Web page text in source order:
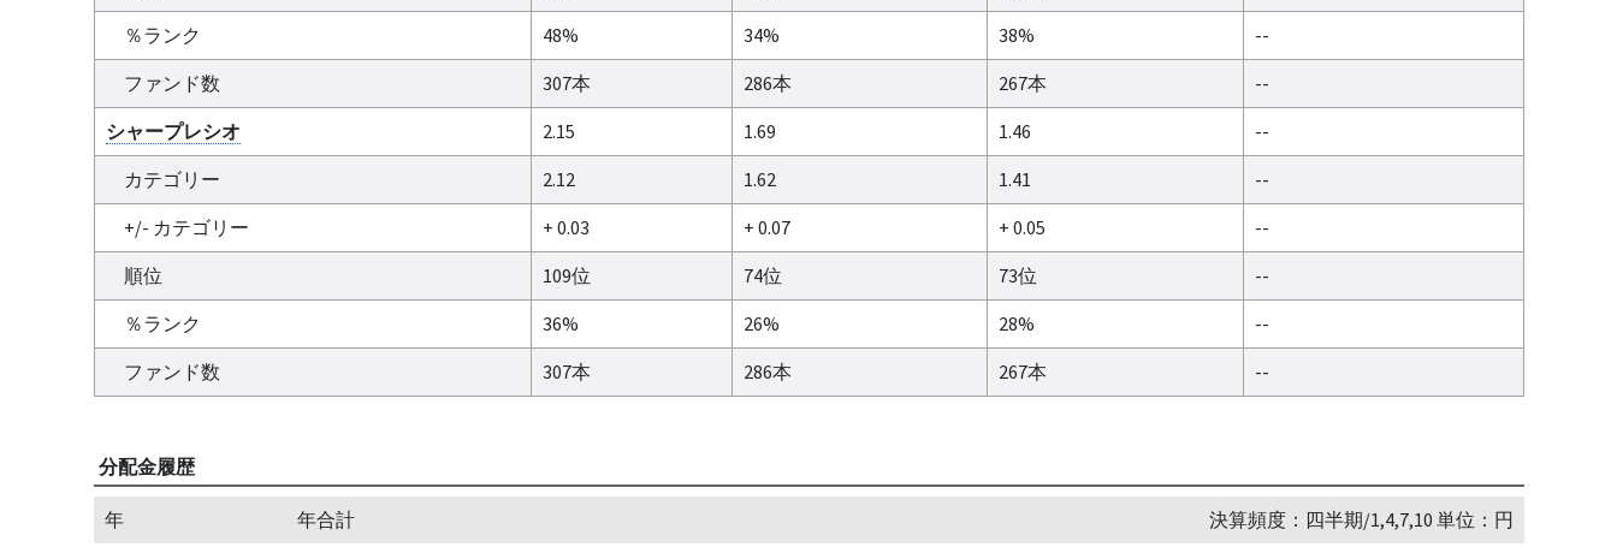
％ランク
48% 34% 38%
--
ファンド数
307本 286本 267本
--
シャープレシオ
2.15 1.69 1.46
--
カテゴリー
2.12 1.62 1.41
--
+/- カテゴリー
+ 0.03 + 0.07 + 0.05
--
順位
109位 74位 73位
--
％ランク
36% 26% 28%
--
ファンド数
307本 286本 267本 --
分配金履歴
年 年合計 決算頻度：四半期/1,4,7,10 単位：円